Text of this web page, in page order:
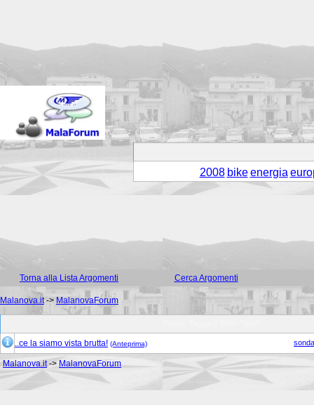
2008 bike energia
Torna alla Lista Argomenti Cerca Argomenti
Malanova.it-> MalanovaForum
..ce la siamo vista brutta! (Anteprima)
Malanova.it-> MalanovaForum